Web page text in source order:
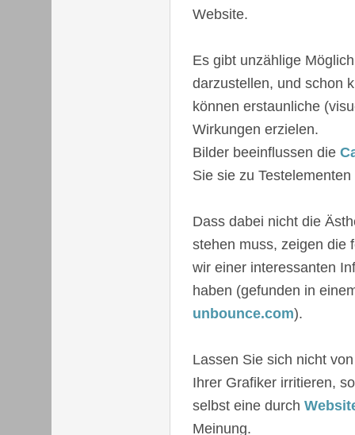
Website.
Es gibt unzählige
darzustellen, und schon
können erstaunliche
Wirkungen erzielen.
Bilder beeinflussen die
Sie sie zu
Dass dabei nicht die
stehen muss, zeigen die
wir einer interessanten
haben (gefunden in
unbounce.com).
Lassen Sie sich nicht
Ihrer Grafiker irritieren,
selbst eine durch
Meinung.